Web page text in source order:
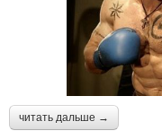
читать дальше →